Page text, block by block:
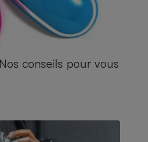
conseils pour vous